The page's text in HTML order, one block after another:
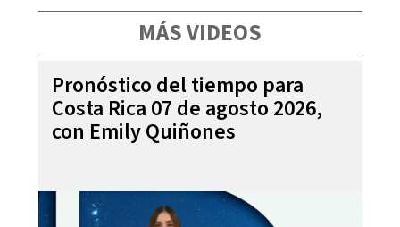
MÁS VIDEOS
Pronóstico del tiempo para
Costa Rica 07 de agosto 2026,
con Emily Quiñones